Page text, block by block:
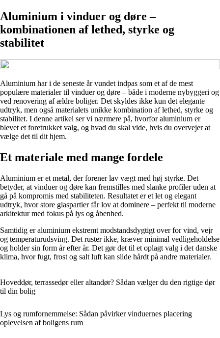
Aluminium i vinduer og døre –
kombinationen af lethed, styrke og
stabilitet
Aluminium har i de seneste år vundet indpas som et af de mest
populære materialer til vinduer og døre – både i moderne nybyggeri og
ved renovering af ældre boliger. Det skyldes ikke kun det elegante
udtryk, men også materialets unikke kombination af lethed, styrke og
stabilitet. I denne artikel ser vi nærmere på, hvorfor aluminium er
blevet et foretrukket valg, og hvad du skal vide, hvis du overvejer at
vælge det til dit hjem.
Et materiale med mange fordele
Aluminium er et metal, der forener lav vægt med høj styrke. Det
betyder, at vinduer og døre kan fremstilles med slanke profiler uden at
gå på kompromis med stabiliteten. Resultatet er et let og elegant
udtryk, hvor store glaspartier får lov at dominere – perfekt til moderne
arkitektur med fokus på lys og åbenhed.
Samtidig er aluminium ekstremt modstandsdygtigt over for vind, vejr
og temperaturudsving. Det ruster ikke, kræver minimal vedligeholdelse
og holder sin form år efter år. Det gør det til et oplagt valg i det danske
klima, hvor fugt, frost og salt luft kan slide hårdt på andre materialer.
Hoveddør, terrassedør eller altandør? Sådan vælger du den rigtige dør
til din bolig
Lys og rumfornemmelse: Sådan påvirker vinduernes placering
oplevelsen af boligens rum